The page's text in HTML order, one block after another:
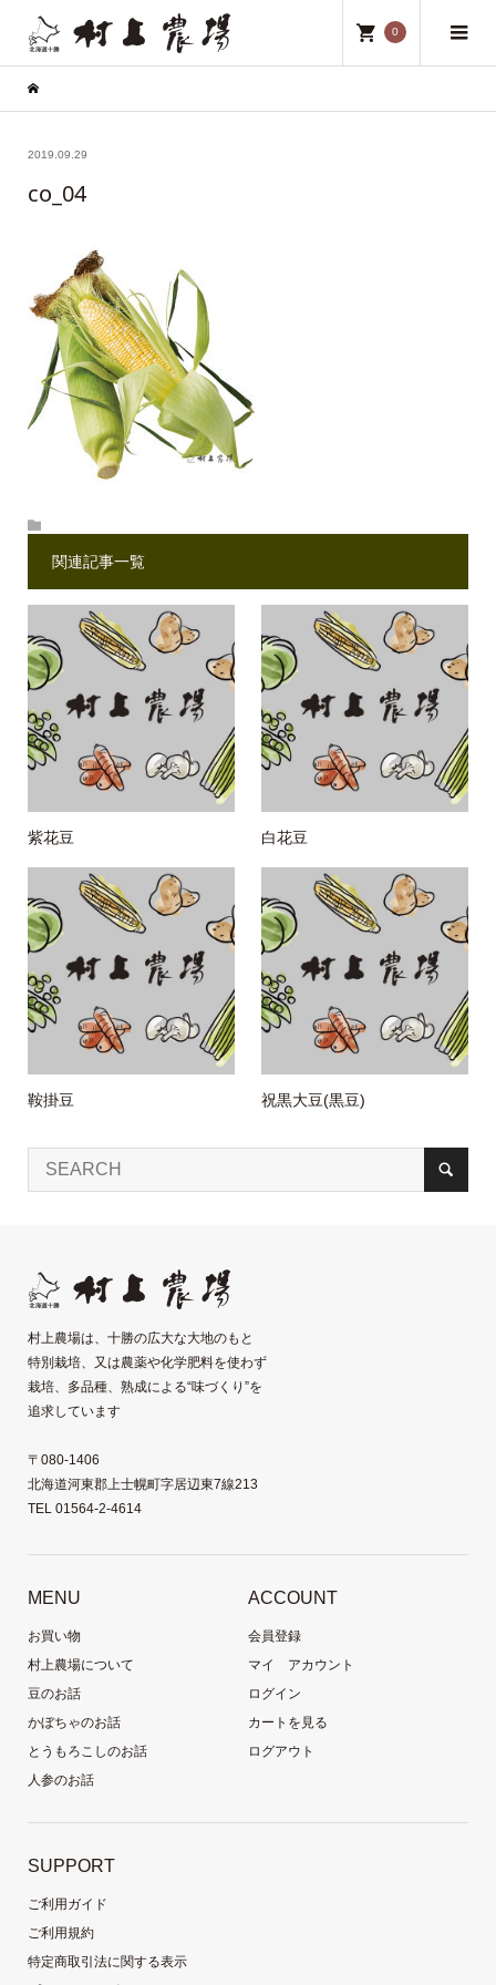
0
2019.09.29
co_04
関連記事一覧
紫花豆 白花豆
鞍掛豆 祝黒大豆(黒豆)
村上農場は、十勝の広大な大地のもと
特別栽培、又は農薬や化学肥料を使わず
栽培、多品種、熟成による“味づくり”を
追求しています
〒080-1406
北海道河東郡上士幌町字居辺東7線213
TEL 01564-2-4614
MENU
お買い物
村上農場について
豆のお話
かぼちゃのお話
とうもろこしのお話
人参のお話
ACCOUNT
会員登録
マイ アカウント
ログイン
カートを見る
ログアウト
SUPPORT
ご利用ガイド
ご利用規約
特定商取引法に関する表示